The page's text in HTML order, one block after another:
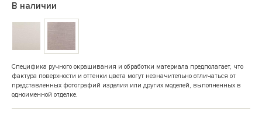
В наличии
Специфика ручного окрашивания и обработки материала предполагает, что
фактура поверхности и оттенки цвета могут незначительно отличаться от
представленных фотографий изделия или других моделей, выполненных в
одноименной отделке.